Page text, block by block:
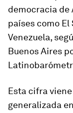
democracia de
países como El
Venezuela,
Buenos Aires
Esta cifra
generalizada